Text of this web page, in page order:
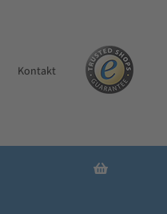
Kontakt